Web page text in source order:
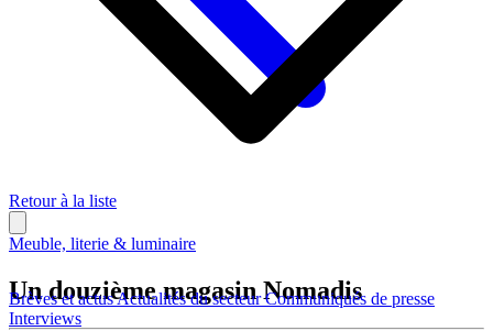
Brèves et actusActualités du secteurCommuniqués de presse
Interviews
Retour à la liste
Meuble, literie & luminaire
Un douzième magasin Nomadis